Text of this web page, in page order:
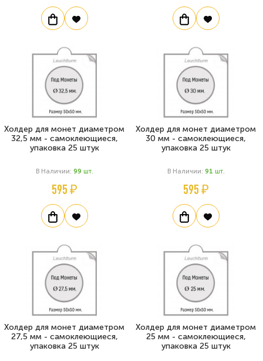
Холдер для монет диаметром
32,5 мм - самоклеющиеся,
упаковка 25 штук
В Наличии: 99 Шт.
595 ₽
Холдер для монет диаметром
30 мм - самоклеющиеся,
упаковка 25 штук
В Наличии: 91 Шт.
595 ₽
Холдер для монет диаметром
27,5 мм - самоклеющиеся,
упаковка 25 штук
Холдер для монет диаметром
25 мм - самоклеющиеся,
упаковка 25 штук